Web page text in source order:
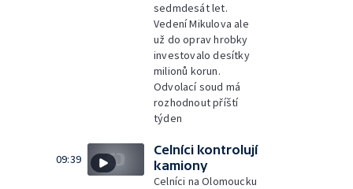
sedmdesát let.
Vedení Mikulova ale
už do oprav hrobky
investovalo desítky
milionů korun.
Odvolací soud má
rozhodnout příští
týden
09:39
Celníci kontrolují
kamiony
Celníci na Olomoucku